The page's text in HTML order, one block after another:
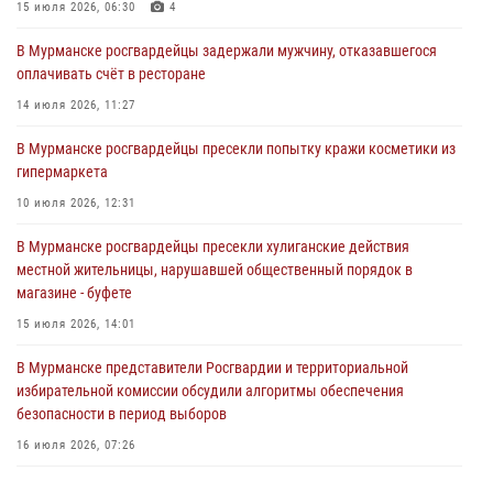
Сотрудники Росгвардии провели инструктаж по
антитеррористической защищенности для членов избирательных
31 июля 2026, 08:48 3
Сотрудники Росгвардии задержали мужчину, не оплатившего счет в
30 июля 2026, 14:09
В Управлении Росгвардии по Мурманской области прошло пожарно-
тактическое занятие совместно с МЧС России
15 июля 2026, 06:30 4
В Мурманске росгвардейцы задержали мужчину, отказавшегося
оплачивать счёт в ресторане
14 июля 2026, 11:27
В Мурманске росгвардейцы пресекли попытку кражи косметики из
гипермаркета
10 июля 2026, 12:31
В Мурманске росгвардейцы пресекли хулиганские действия
местной жительницы, нарушавшей общественный порядок в
магазине - буфете
15 июля 2026, 14:01
В Мурманске представители Росгвардии и территориальной
избирательной комиссии обсудили алгоритмы обеспечения
безопасности в период выборов
16 июля 2026, 07:26